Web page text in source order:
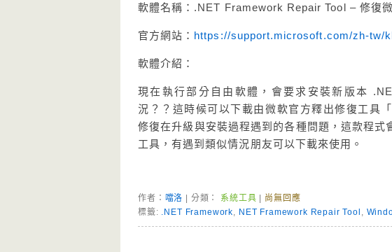
軟體名稱：.NET Framework Repair Tool – 修復
官方網站： https://support.microsoft.com/zh-tw/
軟體介紹：
現在執行部分自由軟體，會要求安裝新版本
況？？這時候可以下載由微軟官方釋出修復工具
修復在升級與安裝過程遇到的各種問題，這款程
工具，有遇到類似情況朋友可以下載來使用。
作者： 噹洛 | 分類： 系統工具
尚無回應
標籤: .NET Framework, NET Framework Repair Tool ,